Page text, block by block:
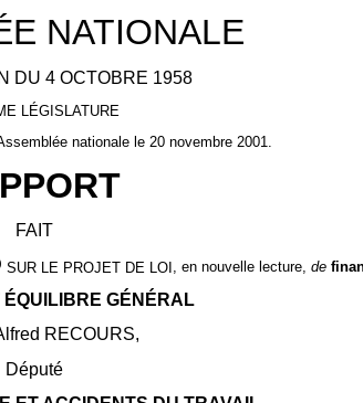
NATIONALE
DU 4 OCTOBRE 1958
LÉGISLATURE
nationale le 20 novembre 2001.
FAIT
SUR LE PROJET DE LOI, en nouvelle lecture, de
ÉQUILIBRE GÉNÉRAL
RECOURS,
Député